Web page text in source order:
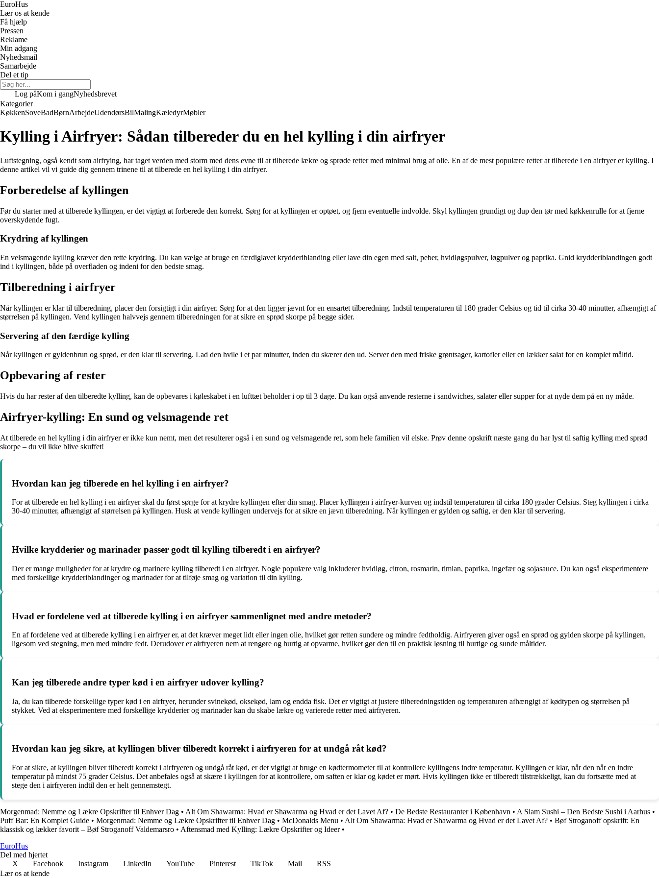
EuroHus
Lær os at kende
Få hjælp
Pressen
Reklame
Min adgang
Nyhedsmail
Samarbejde
Del et tip
Log påKom i gangNyhedsbrevet
Kategorier
KøkkenSoveBadBørnArbejdeUdendørsBilMalingKæledyrMøbler
Kylling i Airfryer: Sådan tilbereder du en hel kylling i din airfryer
Luftstegning, også kendt som airfrying, har taget verden med storm med dens evne til at tilberede lækre og sprøde retter med minimal brug af olie. En af de mest populære retter at tilberede i en airfryer er kylling. I
denne artikel vil vi guide dig gennem trinene til at tilberede en hel kylling i din airfryer.
Forberedelse af kyllingen
Før du starter med at tilberede kyllingen, er det vigtigt at forberede den korrekt. Sørg for at kyllingen er optøet, og fjern eventuelle indvolde. Skyl kyllingen grundigt og dup den tør med køkkenrulle for at fjerne
overskydende fugt.
Krydring af kyllingen
En velsmagende kylling kræver den rette krydring. Du kan vælge at bruge en færdiglavet krydderiblanding eller lave din egen med salt, peber, hvidløgspulver, løgpulver og paprika. Gnid krydderiblandingen godt
ind i kyllingen, både på overfladen og indeni for den bedste smag.
Tilberedning i airfryer
Når kyllingen er klar til tilberedning, placer den forsigtigt i din airfryer. Sørg for at den ligger jævnt for en ensartet tilberedning. Indstil temperaturen til 180 grader Celsius og tid til cirka 30-40 minutter, afhængigt af
størrelsen på kyllingen. Vend kyllingen halvvejs gennem tilberedningen for at sikre en sprød skorpe på begge sider.
Servering af den færdige kylling
Når kyllingen er gyldenbrun og sprød, er den klar til servering. Lad den hvile i et par minutter, inden du skærer den ud. Server den med friske grøntsager, kartofler eller en lækker salat for en komplet måltid.
Opbevaring af rester
Hvis du har rester af den tilberedte kylling, kan de opbevares i køleskabet i en lufttæt beholder i op til 3 dage. Du kan også anvende resterne i sandwiches, salater eller supper for at nyde dem på en ny måde.
Airfryer-kylling: En sund og velsmagende ret
At tilberede en hel kylling i din airfryer er ikke kun nemt, men det resulterer også i en sund og velsmagende ret, som hele familien vil elske. Prøv denne opskrift næste gang du har lyst til saftig kylling med sprød
skorpe – du vil ikke blive skuffet!
Hvordan kan jeg tilberede en hel kylling i en airfryer?
For at tilberede en hel kylling i en airfryer skal du først sørge for at krydre kyllingen efter din smag. Placer kyllingen i airfryer-kurven og indstil temperaturen til cirka 180 grader Celsius. Steg kyllingen i cirka
30-40 minutter, afhængigt af størrelsen på kyllingen. Husk at vende kyllingen undervejs for at sikre en jævn tilberedning. Når kyllingen er gylden og saftig, er den klar til servering.
Hvilke krydderier og marinader passer godt til kylling tilberedt i en airfryer?
Der er mange muligheder for at krydre og marinere kylling tilberedt i en airfryer. Nogle populære valg inkluderer hvidløg, citron, rosmarin, timian, paprika, ingefær og sojasauce. Du kan også eksperimentere
med forskellige krydderiblandinger og marinader for at tilføje smag og variation til din kylling.
Hvad er fordelene ved at tilberede kylling i en airfryer sammenlignet med andre metoder?
En af fordelene ved at tilberede kylling i en airfryer er, at det kræver meget lidt eller ingen olie, hvilket gør retten sundere og mindre fedtholdig. Airfryeren giver også en sprød og gylden skorpe på kyllingen,
ligesom ved stegning, men med mindre fedt. Derudover er airfryeren nem at rengøre og hurtig at opvarme, hvilket gør den til en praktisk løsning til hurtige og sunde måltider.
Kan jeg tilberede andre typer kød i en airfryer udover kylling?
Ja, du kan tilberede forskellige typer kød i en airfryer, herunder svinekød, oksekød, lam og endda fisk. Det er vigtigt at justere tilberedningstiden og temperaturen afhængigt af kødtypen og størrelsen på
stykket. Ved at eksperimentere med forskellige krydderier og marinader kan du skabe lækre og varierede retter med airfryeren.
Hvordan kan jeg sikre, at kyllingen bliver tilberedt korrekt i airfryeren for at undgå råt kød?
For at sikre, at kyllingen bliver tilberedt korrekt i airfryeren og undgå råt kød, er det vigtigt at bruge en kødtermometer til at kontrollere kyllingens indre temperatur. Kyllingen er klar, når den når en indre
temperatur på mindst 75 grader Celsius. Det anbefales også at skære i kyllingen for at kontrollere, om saften er klar og kødet er mørt. Hvis kyllingen ikke er tilberedt tilstrækkeligt, kan du fortsætte med at
stege den i airfryeren indtil den er helt gennemstegt.
Morgenmad: Nemme og Lækre Opskrifter til Enhver Dag • Alt Om Shawarma: Hvad er Shawarma og Hvad er det Lavet Af? • De Bedste Restauranter i København • A Siam Sushi – Den Bedste Sushi i Aarhus •
Puff Bar: En Komplet Guide • Morgenmad: Nemme og Lækre Opskrifter til Enhver Dag • McDonalds Menu • Alt Om Shawarma: Hvad er Shawarma og Hvad er det Lavet Af? • Bøf Stroganoff opskrift: En
klassisk og lækker favorit – Bøf Stroganoff Valdemarsro • Aftensmad med Kylling: Lækre Opskrifter og Ideer•
EuroHus
Del med hjertet
X
Facebook Instagram LinkedIn YouTube Pinterest TikTok Mail
RSS
Lær os at kende